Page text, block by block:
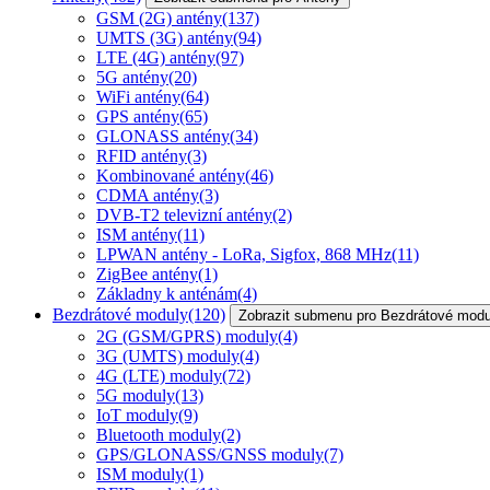
GSM (2G) antény(137)
UMTS (3G) antény(94)
LTE (4G) antény(97)
5G antény(20)
WiFi antény(64)
GPS antény(65)
GLONASS antény(34)
RFID antény(3)
Kombinované antény(46)
CDMA antény(3)
DVB-T2 televizní antény(2)
ISM antény(11)
LPWAN antény - LoRa, Sigfox, 868 MHz(11)
ZigBee antény(1)
Základny k anténám(4)
Bezdrátové moduly(120) Zobrazit submenu pro Bezdrátové
2G (GSM/GPRS) moduly(4)
3G (UMTS) moduly(4)
4G (LTE) moduly(72)
5G moduly(13)
IoT moduly(9)
Bluetooth moduly(2)
GPS/GLONASS/GNSS moduly(7)
ISM moduly(1)